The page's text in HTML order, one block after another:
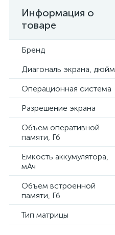
Информация о
товаре
Бренд
Диагональ экрана, дюйм
Операционная система
Разрешение экрана
Объем оперативной
памяти, Гб
Емкость аккумулятора,
мАч
Объем встроенной
памяти, Гб
Тип матрицы